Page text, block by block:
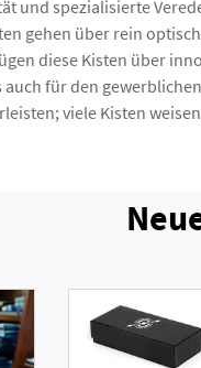
und spezialisierte
gehen über rein
diese Kisten über
für den
viele Kisten